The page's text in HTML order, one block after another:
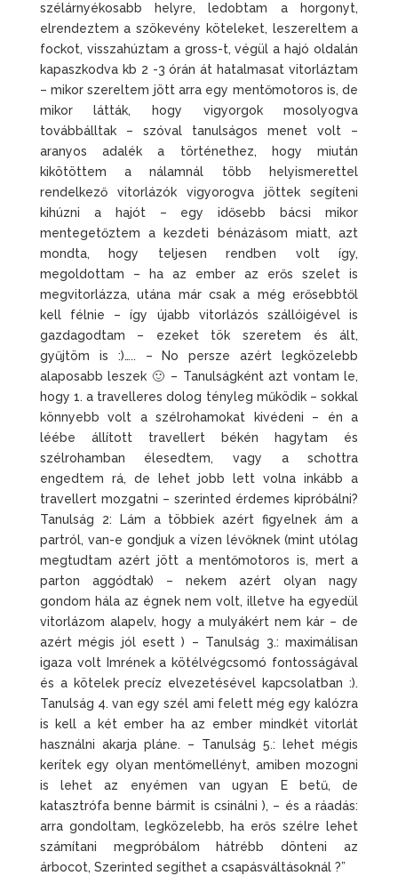
szélárnyékosabb helyre, ledobtam a horgonyt,
elrendeztem a szökevény köteleket, leszereltem a
fockot, visszahúztam a gross-t, végül a hajó oldalán
kapaszkodva kb 2 -3 órán át hatalmasat vitorláztam
– mikor szereltem jött arra egy mentőmotoros is, de
mikor látták, hogy vigyorgok mosolyogva
továbbálltak – szóval tanulságos menet volt –
aranyos adalék a történethez, hogy miután
kikötöttem a nálamnál több helyismerettel
rendelkező vitorlázók vigyorogva jöttek segíteni
kihúzni a hajót – egy idősebb bácsi mikor
mentegetőztem a kezdeti bénázásom miatt, azt
mondta, hogy teljesen rendben volt így,
megoldottam – ha az ember az erős szelet is
megvitorlázza, utána már csak a még erősebbtől
kell félnie – így újabb vitorlázós szállóigével is
gazdagodtam – ezeket tök szeretem és ált,
gyűjtöm is :)….. – No persze azért legközelebb
alaposabb leszek 🙂 – Tanulságként azt vontam le,
hogy 1. a travelleres dolog tényleg működik – sokkal
könnyebb volt a szélrohamokat kivédeni – én a
léébe állított travellert békén hagytam és
szélrohamban élesedtem, vagy a schottra
engedtem rá, de lehet jobb lett volna inkább a
travellert mozgatni – szerinted érdemes kipróbálni?
Tanulság 2: Lám a többiek azért figyelnek ám a
partról, van-e gondjuk a vízen lévőknek (mint utólag
megtudtam azért jött a mentőmotoros is, mert a
parton aggódtak) – nekem azért olyan nagy
gondom hála az égnek nem volt, illetve ha egyedül
vitorlázom alapelv, hogy a mulyákért nem kár – de
azért mégis jól esett ) – Tanulság 3.: maximálisan
igaza volt Imrének a kötélvégcsomó fontosságával
és a kötelek precíz elvezetésével kapcsolatban :).
Tanulság 4. van egy szél ami felett még egy kalózra
is kell a két ember ha az ember mindkét vitorlát
használni akarja pláne. – Tanulság 5.: lehet mégis
kerítek egy olyan mentőmellényt, amiben mozogni
is lehet az enyémen van ugyan E betű, de
katasztrófa benne bármit is csinálni ), – és a ráadás:
arra gondoltam, legközelebb, ha erős szélre lehet
számítani megpróbálom hátrébb dönteni az
árbocot, Szerinted segíthet a csapásváltásoknál ?”